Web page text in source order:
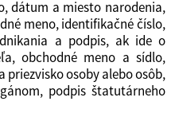
dátum a miesto narodenia,
meno, identifikačné číslo,
a podpis, ak ide o
obchodné meno a sídlo,
priezvisko osoby alebo osôb,
podpis štatutárneho